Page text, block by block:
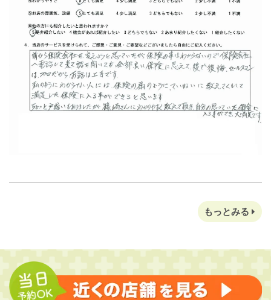
もっとみる